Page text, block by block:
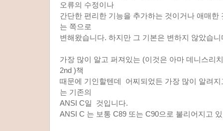
오류의 수정이나
간단한 편리한 기능을 추가하는 것이거나 애매한
는 쪽으로
변해왔습니다. 하지만 그 기본은 변하지 않았습니
가장 많이 알고 퍼져있는 (이것은 아마 데니스리
2nd )책
때문에 기인할텐데 어찌되었든 가장 많이 알려
는 기존의
ANSI C일 것입니다.
ANSI C 는 보통 C89 또는 C90으로 불리어지고